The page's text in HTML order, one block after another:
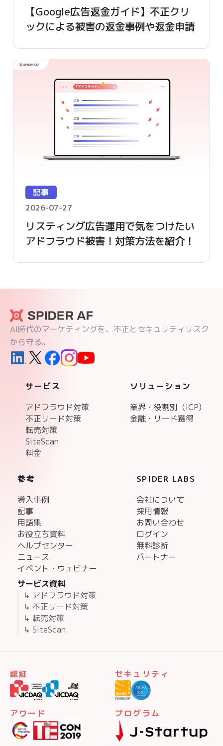
【Google広告返金ガイド】不正クリ
ックによる被害の返金事例や返金申請
記事
2026-07-27
リスティング広告運用で気をつけたい
アドフラウド被害！対策方法を紹介！
AI時代のマーケティングを、不正とセキュリティリスク
から守る。
サービス
アドフラウド対策
不正リード対策
転売対策
SiteScan
料金
ソリューション
業界・役割別（ICP)
金融・リード獲得
参考
導入事例
記事
用語集
お役立ち資料
ヘルプセンター
ニュース
イベント・ウェビナー
サービス資料
↳ アドフラウド対策
↳ 不正リード対策
↳ 転売対策
↳ SiteScan
SPIDER LABS
会社について
採用情報
お問い合わせ
ログイン
無料診断
パートナー
認証 セキュリティ
アワード プログラム